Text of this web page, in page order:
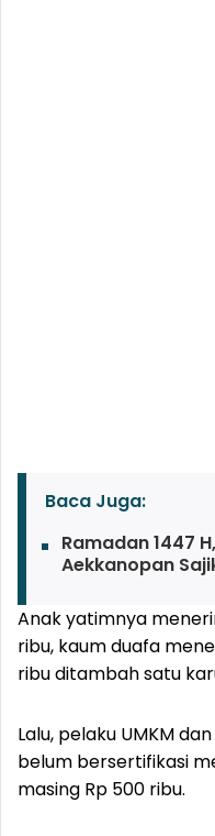
Baca Juga:
Ramadan 1447
Aekkanopan
Anak yatimnya
ribu, kaum duafa
ribu ditambah satu
Lalu, pelaku UMKM
belum bersertifikasi
masing Rp 500 ribu.